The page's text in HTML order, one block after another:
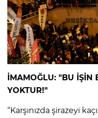
İMAMOĞLU: "BU İŞİN
YOKTUR!"
“Karşınızda şirazeyi